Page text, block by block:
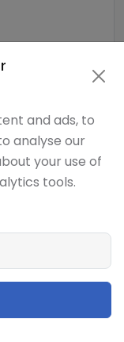
and ads, to
analyse our
your use of
tools.